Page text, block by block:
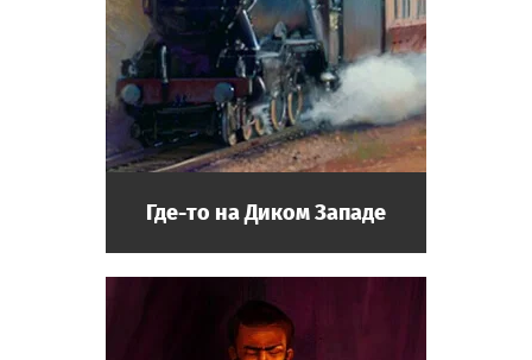
Где-то на Диком Западе